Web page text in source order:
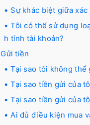
Sự khác biệt giữa
Tôi có thể sử dụng
h tính tài khoản?
Gửi tiền
Tại sao tôi không thể
Tại sao tiền gửi của
Tại sao tiền gửi của
Ai đủ điều kiện mua